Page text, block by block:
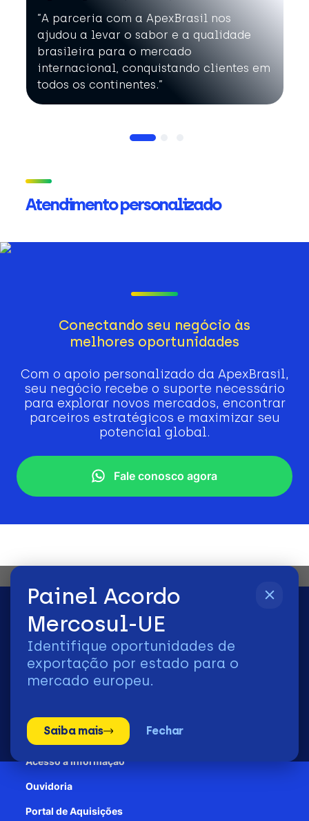
”A parceria com a ApexBrasil nos
ajudou a levar o sabor e a qualidade
brasileira para o mercado
internacional, conquistando clientes em
todos os continentes.”
Atendimento personalizado
Conectando seu negócio às
melhores oportunidades
Com o apoio personalizado da ApexBrasil,
seu negócio recebe o suporte necessário
para explorar novos mercados, encontrar
parceiros estratégicos e maximizar seu
potencial global.
Fale conosco agora
Painel Acordo
Mercosul-UE
Identifique oportunidades de
exportação por estado para o
mercado europeu.
Saiba mais Fechar
2026 | © Todos os Direitos Reservados - ApexBrasil
Patrocínio
Acesso à informação
Ouvidoria
Portal de Aquisições